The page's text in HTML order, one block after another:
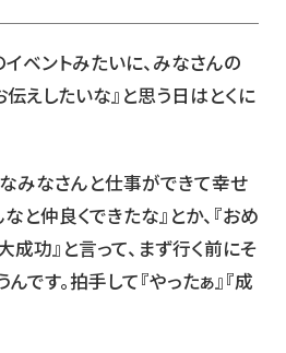
ベントみたいに、みなさんの
えしたいな』と思う日はとくに
みなさんと仕事ができて幸せ
と仲良くできたな』とか、『おめ
大成功』と言って、まず行く前にそ
です。拍手して『やったぁ』『成